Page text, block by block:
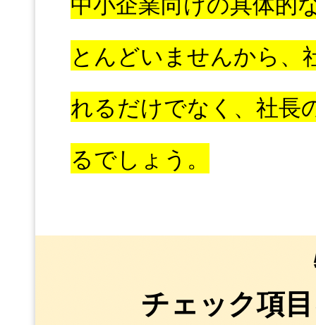
とんどいませんから、
れるだけでなく、社長
るでしょう。
チェック項